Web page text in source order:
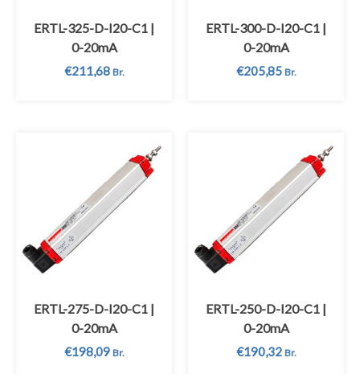
ERTL-325-D-I20-C1 |
0-20mA
€211,68 Br.
ERTL-300-D-I20-C1 |
0-20mA
€205,85 Br.
ERTL-275-D-I20-C1 |
0-20mA
€198,09 Br.
ERTL-250-D-I20-C1 |
0-20mA
€190,32 Br.